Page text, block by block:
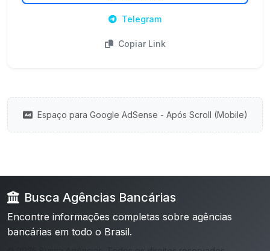
Telegram
Copiar Link
Espaço para Google AdSense - Após Scroll (Mobile)
Busca Agências Bancárias
Encontre informações completas sobre agências
bancárias em todo o Brasil.